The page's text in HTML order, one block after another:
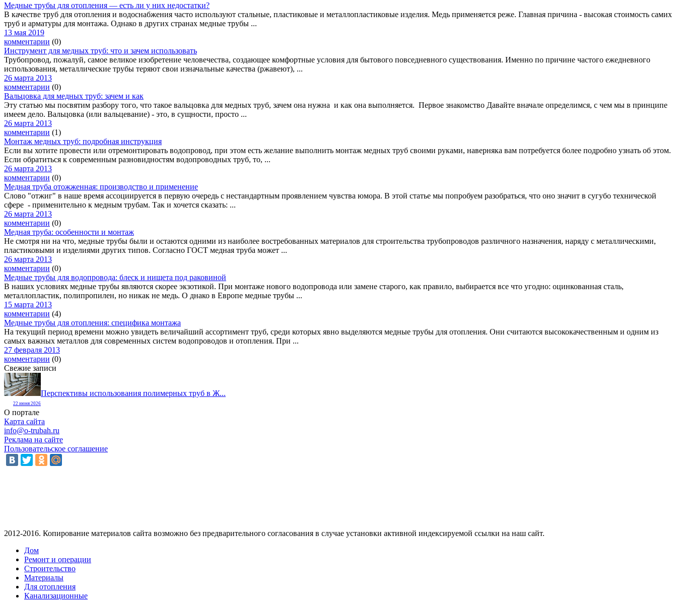
Медные трубы для отопления — есть ли у них недостатки?
В качестве труб для отопления и водоснабжения часто используют стальные, пластиковые и металлопластиковые изделия. Медь применяется реже. Главная причина - высокая стоимость самих
труб и арматуры для монтажа. Однако в других странах медные трубы ...
13 мая 2019
комментарии (0)
Инструмент для медных труб: что и зачем использовать
Трубопровод, пожалуй, самое великое изобретение человечества, создающее комфортные условия для бытового повседневного существования. Именно по причине частого ежедневного
использования, металлические трубы теряют свои изначальные качества (ржавеют), ...
26 марта 2013
комментарии (0)
Вальцовка для медных труб: зачем и как
Эту статью мы посвятим разбору того, что такое вальцовка для медных труб, зачем она нужна и как она выполняется. Первое знакомство Давайте вначале определимся, с чем мы в принципе
имеем дело. Вальцовка (или вальцевание) - это, в сущности, просто ...
26 марта 2013
комментарии (1)
Монтаж медных труб: подробная инструкция
Если вы хотите провести или отремонтировать водопровод, при этом есть желание выполнить монтаж медных труб своими руками, наверняка вам потребуется более подробно узнать об этом.
Если обратиться к современным разновидностям водопроводных труб, то, ...
26 марта 2013
комментарии (0)
Медная труба отожженная: производство и применение
Слово "отжиг" в наше время ассоциируется в первую очередь с нестандартным проявлением чувства юмора. В этой статье мы попробуем разобраться, что оно значит в сугубо технической
сфере - применительно к медным трубам. Так и хочется сказать: ...
26 марта 2013
комментарии (0)
Медная труба: особенности и монтаж
Не смотря ни на что, медные трубы были и остаются одними из наиболее востребованных материалов для строительства трубопроводов различного назначения, наряду с металлическими,
пластиковыми и изделиями других типов. Согласно ГОСТ медная труба может ...
26 марта 2013
комментарии (0)
Медные трубы для водопровода: блеск и нищета под раковиной
В наших условиях медные трубы являются скорее экзотикой. При монтаже нового водопровода или замене старого, как правило, выбирается все что угодно: оцинкованная сталь,
металлопластик, полипропилен, но никак не медь. О днако в Европе медные трубы ...
15 марта 2013
комментарии (4)
Медные трубы для отопления: специфика монтажа
На текущий период времени можно увидеть величайший ассортимент труб, среди которых явно выделяются медные трубы для отопления. Они считаются высококачественным и одним из
самых важных металлов для современных систем водопроводов и отопления. При ...
27 февраля 2013
комментарии (0)
Свежие записи
Перспективы использования полимерных труб в Ж...
22 июня 2026
О портале
Карта сайта
info@o-trubah.ru
Реклама на сайте
Пользовательское соглашение
2012-2016. Копирование материалов сайта возможно без предварительного согласования в случае установки активной индексируемой ссылки на наш сайт.
Дом
Ремонт и операции
Строительство
Материалы
Для отопления
Канализационные